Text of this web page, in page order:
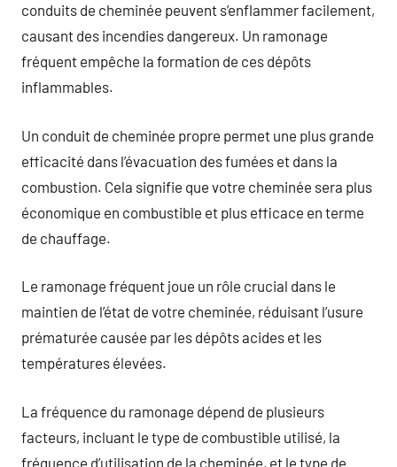
conduits de cheminée peuvent s’enflammer facilement,
causant des incendies dangereux. Un ramonage
fréquent empêche la formation de ces dépôts
inflammables.
Un conduit de cheminée propre permet une plus grande
efficacité dans l’évacuation des fumées et dans la
combustion. Cela signifie que votre cheminée sera plus
économique en combustible et plus efficace en terme
de chauffage.
Le ramonage fréquent joue un rôle crucial dans le
maintien de l’état de votre cheminée, réduisant l’usure
prématurée causée par les dépôts acides et les
températures élevées.
La fréquence du ramonage dépend de plusieurs
facteurs, incluant le type de combustible utilisé, la
fréquence d’utilisation de la cheminée, et le type de